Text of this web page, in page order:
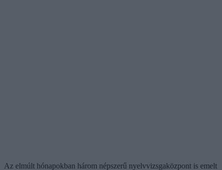
Az elmúlt hónapokban három népszerű nyelvvizsgaközpont is emelt